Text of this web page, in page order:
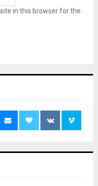
in this browser for the